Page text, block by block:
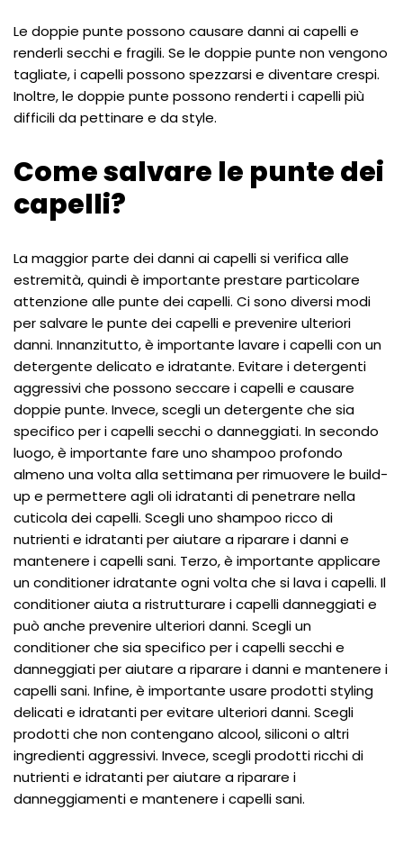
Le doppie punte possono causare danni ai capelli e
renderli secchi e fragili. Se le doppie punte non vengono
tagliate, i capelli possono spezzarsi e diventare crespi.
Inoltre, le doppie punte possono renderti i capelli più
difficili da pettinare e da style.
Come salvare le punte dei
capelli?
La maggior parte dei danni ai capelli si verifica alle
estremità, quindi è importante prestare particolare
attenzione alle punte dei capelli. Ci sono diversi modi
per salvare le punte dei capelli e prevenire ulteriori
danni. Innanzitutto, è importante lavare i capelli con un
detergente delicato e idratante. Evitare i detergenti
aggressivi che possono seccare i capelli e causare
doppie punte. Invece, scegli un detergente che sia
specifico per i capelli secchi o danneggiati. In secondo
luogo, è importante fare uno shampoo profondo
almeno una volta alla settimana per rimuovere le build-
up e permettere agli oli idratanti di penetrare nella
cuticola dei capelli. Scegli uno shampoo ricco di
nutrienti e idratanti per aiutare a riparare i danni e
mantenere i capelli sani. Terzo, è importante applicare
un conditioner idratante ogni volta che si lava i capelli. Il
conditioner aiuta a ristrutturare i capelli danneggiati e
può anche prevenire ulteriori danni. Scegli un
conditioner che sia specifico per i capelli secchi e
danneggiati per aiutare a riparare i danni e mantenere i
capelli sani. Infine, è importante usare prodotti styling
delicati e idratanti per evitare ulteriori danni. Scegli
prodotti che non contengano alcool, siliconi o altri
ingredienti aggressivi. Invece, scegli prodotti ricchi di
nutrienti e idratanti per aiutare a riparare i
danneggiamenti e mantenere i capelli sani.